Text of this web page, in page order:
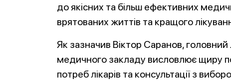
до якісних та більш ефективних
врятованих життів та кращого
Як зазначив Віктор Саранов, головний
медичного закладу висловлює щиру
потреб лікарів та консультації з